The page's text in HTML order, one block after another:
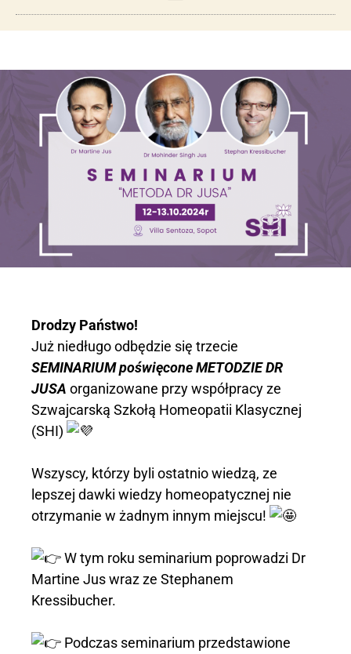
Drodzy Państwo!
Już niedługo odbędzie się trzecie
SEMINARIUM poświęcone METODZIE DR
JUSA organizowane przy współpracy ze
Szwajcarską Szkołą Homeopatii Klasycznej
(SHI)
Wszyscy, którzy byli ostatnio wiedzą, ze
lepszej dawki wiedzy homeopatycznej nie
otrzymanie w żadnym innym miejscu!
W tym roku seminarium poprowadzi Dr
Martine Jus wraz ze Stephanem
Kressibucher.
Podczas seminarium przedstawione